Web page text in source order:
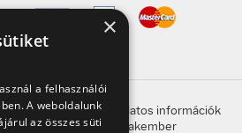
gyógyszerrel kapcsolatos információk
nem helyettesítik a szakember
×
a felhasználói
A weboldalunk
az összes süti